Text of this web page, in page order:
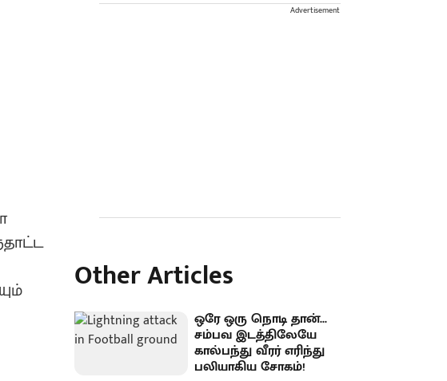
Advertisement
Other Articles
ஒரே ஒரு நொடி தான்...
சம்பவ இடத்திலேயே
கால்பந்து வீரர் எரிந்து
பலியாகிய சோகம்!